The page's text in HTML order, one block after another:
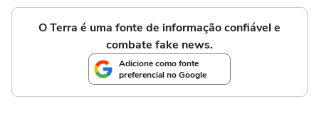
O Terra é uma fonte de informação confiável e
combate fake news.
Adicione como fonte
preferencial no Google